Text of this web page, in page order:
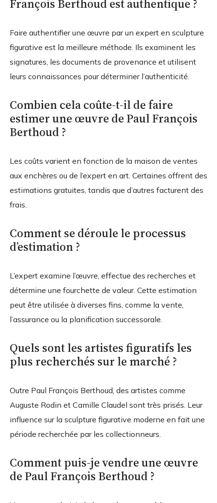
François Berthoud est authentique ?
Faire authentifier une œuvre par un expert en sculpture
figurative est la meilleure méthode. Ils examinent les
signatures, les documents de provenance et utilisent
leurs connaissances pour déterminer l’authenticité.
Combien cela coûte-t-il de faire
estimer une œuvre de Paul François
Berthoud ?
Les coûts varient en fonction de la maison de ventes
aux enchères ou de l’expert en art. Certaines offrent des
estimations gratuites, tandis que d’autres facturent des
frais.
Comment se déroule le processus
d’estimation ?
L’expert examine l’œuvre, effectue des recherches et
détermine une fourchette de valeur. Cette estimation
peut être utilisée à diverses fins, comme la vente,
l’assurance ou la planification successorale.
Quels sont les artistes figuratifs les
plus recherchés sur le marché ?
Outre Paul François Berthoud, des artistes comme
Auguste Rodin et Camille Claudel sont très prisés. Leur
influence sur la sculpture figurative moderne en fait une
période recherchée par les collectionneurs.
Comment puis-je vendre une œuvre
de Paul François Berthoud ?